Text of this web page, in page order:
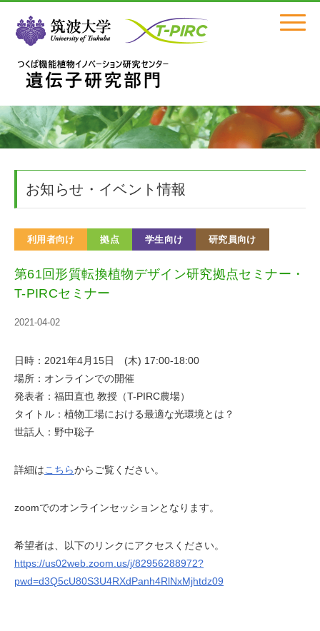
Click
お知らせ・イベント情報
利用者向け 拠点 学生向け 研究員向け
第61回形質転換植物デザイン研究拠点セミナー・
T-PIRCセミナー
2021-04-02
日時：2021年4月15日 (木) 17:00-18:00
場所：オンラインでの開催
発表者：福田直也 教授（T-PIRC農場）
タイトル：植物工場における最適な光環境とは？
世話人：野中聡子
詳細はこちらからご覧ください。
zoomでのオンラインセッションとなります。
希望者は、以下のリンクにアクセスください。
https://us02web.zoom.us/j/82956288972?
pwd=d3Q5cU80S3U4RXdPanh4RlNxMjhtdz09